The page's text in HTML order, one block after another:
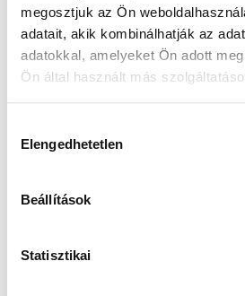
megosztjuk az Ön
adatait, akik kombinálhatják az
adatokkal, amelyeket Ön adott
Ön által használt más
kiválasztása
Elengedhetetlen
Beállítások
Statisztikai